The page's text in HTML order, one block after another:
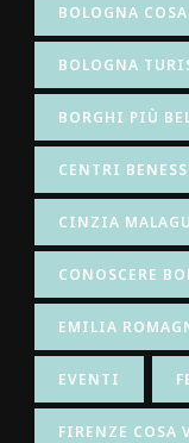
BOLOGNA COSA
BOLOGNA
BORGHI PIÙ
CENTRI
CINZIA
CONOSCERE
EMILIA
EVENTI
FIRENZE COSA